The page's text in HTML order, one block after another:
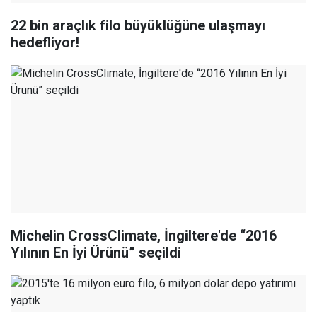
22 bin araçlık filo büyüklüğüne ulaşmayı
hedefliyor!
Michelin CrossClimate, İngiltere'de “2016
Yılının En İyi Ürünü” seçildi